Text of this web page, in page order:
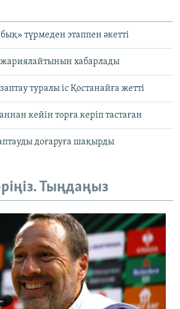
түрмеден этаппен әкетті
хабарлады
туралы іс Қостанайға жетті
кейін торға керіп тастаған
доғаруға шақырды
Тыңдаңыз